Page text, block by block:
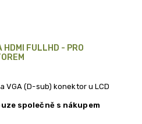
HDMI FULLHD - PRO
VGA (D-sub) konektor u LCD
společně s nákupem